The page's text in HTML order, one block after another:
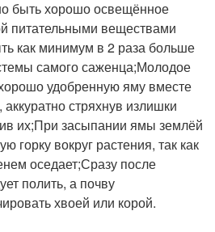
быть хорошо освещённое
питательными веществами
как минимум в 2 раза больше
самого саженца;Молодое
удобренную яму вместе
стряхнув излишки
их;При засыпании ямы землёй
горку вокруг растения, так как
оседает;Сразу после
полить, а почву
хвоей или корой.